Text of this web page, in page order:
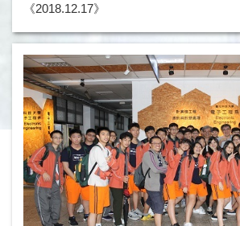
《2018.12.17》